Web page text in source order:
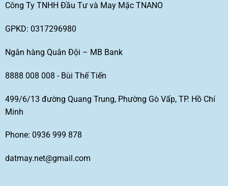
Công Ty TNHH Đầu Tư và May Mặc TNANO
GPKD: 0317296980
Ngân hàng Quân Đội – MB Bank
8888 008 008 - Bùi Thế Tiến
499/6/13 đường Quang Trung, Phường Gò Vấp, TP. Hồ Chí
Minh
Phone: 0936 999 878
datmay.net@gmail.com